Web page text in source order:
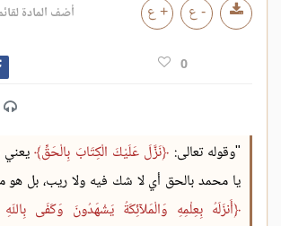
- ع + ع أضف المادة
0
"وقوله تعالى: نَزَّلَ عَلَيْكَ الْكِتَابَ بِالْحَقِّ يعني
يا محمد بالحق أي لا شك فيه ولا ريب، بل هو
أَنزَلَهُ بِعِلْمِهِ وَالْمَلآئِكَةُ يَشْهَدُونَ وَكَفَى